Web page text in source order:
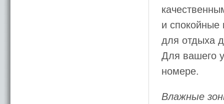
и спокойные
для отдыха
Для вашего
номере.
Влажные